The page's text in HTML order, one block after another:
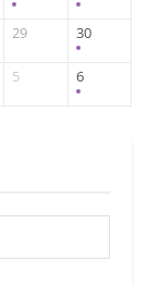
29 30
5 6